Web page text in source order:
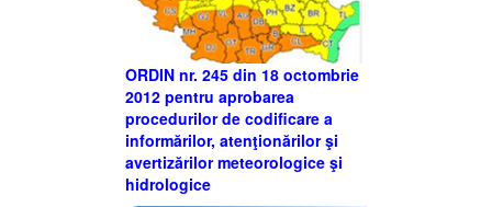
ORDIN nr. 245 din 18 octombrie
2012 pentru aprobarea
procedurilor de codificare a
informărilor, atenţionărilor şi
avertizărilor meteorologice şi
hidrologice